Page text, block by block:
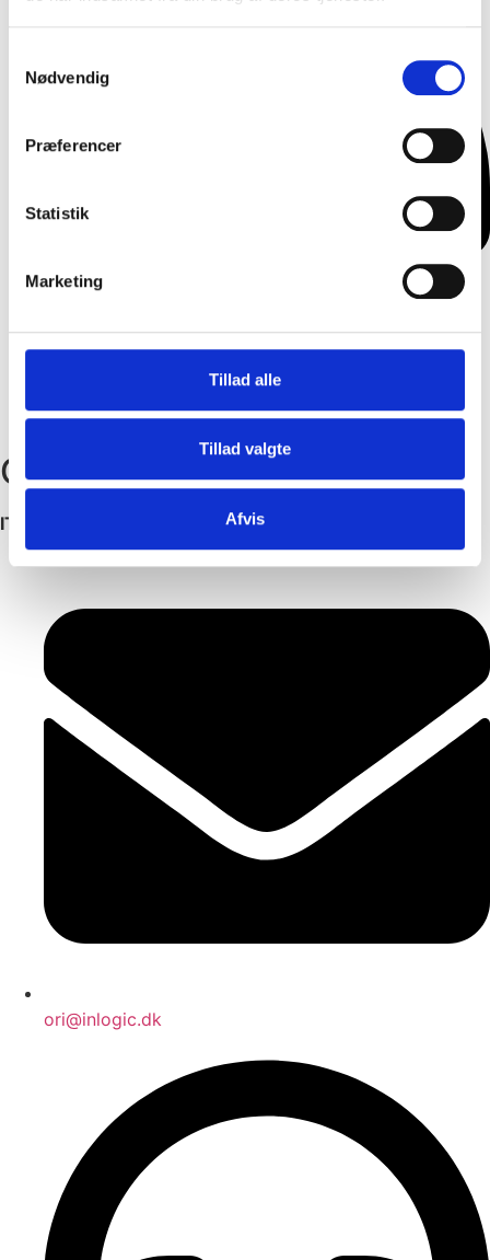
Nødvendig
Præferencer
Statistik
Marketing
Tillad alle
Tillad valgte
Afvis
Oliver Risskov
IT Supporter
ori@inlogic.dk